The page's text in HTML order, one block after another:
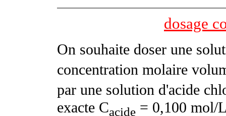
dosage
On souhaite doser une
concentration molaire
par une solution d'acide
exacte Cacide= 0,100 mol/